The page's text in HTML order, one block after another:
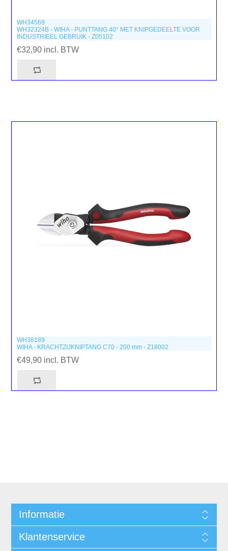
WH34569
WH32324B - WIHA - PUNTTANG 40° MET KNIPGEDEELTE VOOR
INDUSTRIEEL GEBRUIK - Z05102
€32,90 incl. BTW
WH38189
WIHA - KRACHTZIJKNIPTANG C70 - 200 mm - Z18002
€49,90 incl. BTW
Informatie
Klantenservice